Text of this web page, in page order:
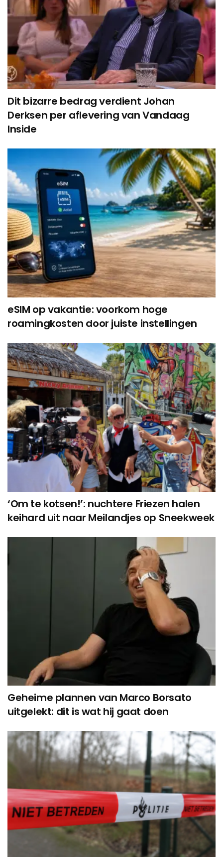
Dit bizarre bedrag verdient Johan
Derksen per aflevering van Vandaag
Inside
eSIM op vakantie: voorkom hoge
roamingkosten door juiste instellingen
‘Om te kotsen!’: nuchtere Friezen halen
keihard uit naar Meilandjes op Sneekweek
Geheime plannen van Marco Borsato
uitgelekt: dit is wat hij gaat doen